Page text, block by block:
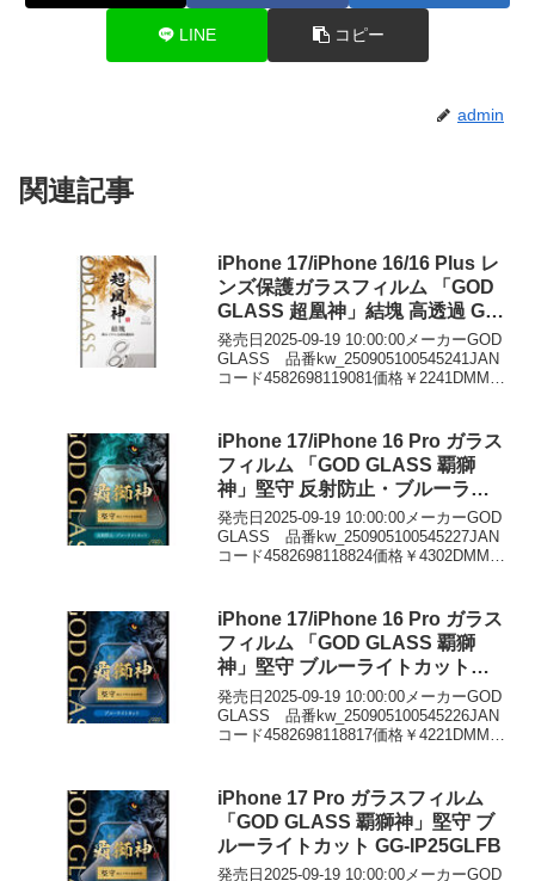
LINE コピー
admin
関連記事
iPhone 17/iPhone 16/16 Plus レ
ンズ保護ガラスフィルム 「GOD
GLASS 超凰神」結塊 高透過 GG-
IM25GLEN
発売日2025-09-19 10:00:00メーカーGOD
GLASS 品番kw_250905100545241JAN
コード4582698119081価格￥2241DMMで
iPhone 17/iPhone 16 Pro ガラス
フィルム 「GOD GLASS 覇獅
神」堅守 反射防止・ブルーライ
トカット GG-IM25GLFMB
発売日2025-09-19 10:00:00メーカーGOD
GLASS 品番kw_250905100545227JAN
コード4582698118824価格￥4302DMMで
iPhone 17/iPhone 16 Pro ガラス
フィルム 「GOD GLASS 覇獅
神」堅守 ブルーライトカット
GG-IM25GLFB
発売日2025-09-19 10:00:00メーカーGOD
GLASS 品番kw_250905100545226JAN
コード4582698118817価格￥4221DMMで
iPhone 17 Pro ガラスフィルム
「GOD GLASS 覇獅神」堅守 ブ
ルーライトカット GG-IP25GLFB
発売日2025-09-19 10:00:00メーカーGOD